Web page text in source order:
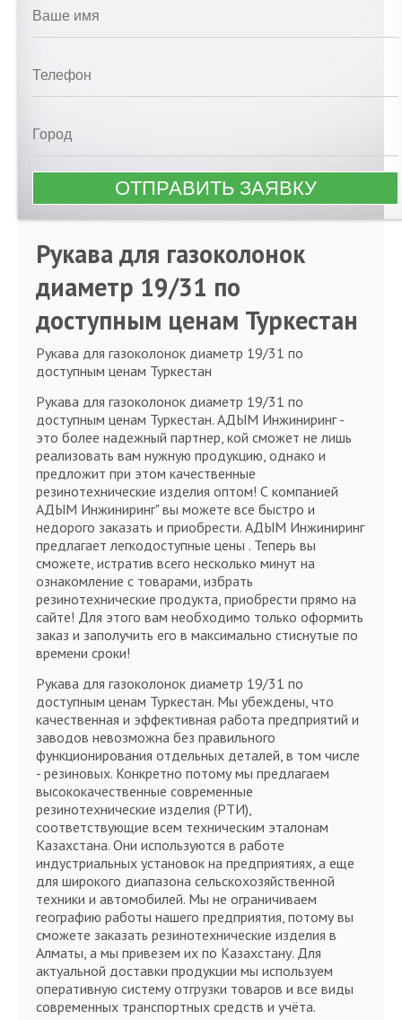
Рукава для газоколонок
диаметр 19/31 по
доступным ценам Туркестан
Рукава для газоколонок диаметр 19/31 по
доступным ценам Туркестан
Рукава для газоколонок диаметр 19/31 по
доступным ценам Туркестан. АДЫМ Инжиниринг -
это более надежный партнер, кой сможет не лишь
реализовать вам нужную продукцию, однако и
предложит при этом качественные
резинотехнические изделия оптом! С компанией
АДЫМ Инжиниринг" вы можете все быстро и
недорого заказать и приобрести. АДЫМ Инжиниринг
предлагает легкодоступные цены . Теперь вы
сможете, истратив всего несколько минут на
ознакомление с товарами, избрать
резинотехнические продукта, приобрести прямо на
сайте! Для этого вам необходимо только оформить
заказ и заполучить его в максимально стиснутые по
времени сроки!
Рукава для газоколонок диаметр 19/31 по
доступным ценам Туркестан. Мы убеждены, что
качественная и эффективная работа предприятий и
заводов невозможна без правильного
функционирования отдельных деталей, в том числе
- резиновых. Конкретно потому мы предлагаем
высококачественные современные
резинотехнические изделия (РТИ),
соответствующие всем техническим эталонам
Казахстана. Они используются в работе
индустриальных установок на предприятиях, а еще
для широкого диапазона сельскохозяйственной
техники и автомобилей. Мы не ограничиваем
географию работы нашего предприятия, потому вы
сможете заказать резинотехнические изделия в
Алматы, а мы привезем их по Казахстану. Для
актуальной доставки продукции мы используем
оперативную систему отгрузки товаров и все виды
современных транспортных средств и учёта.